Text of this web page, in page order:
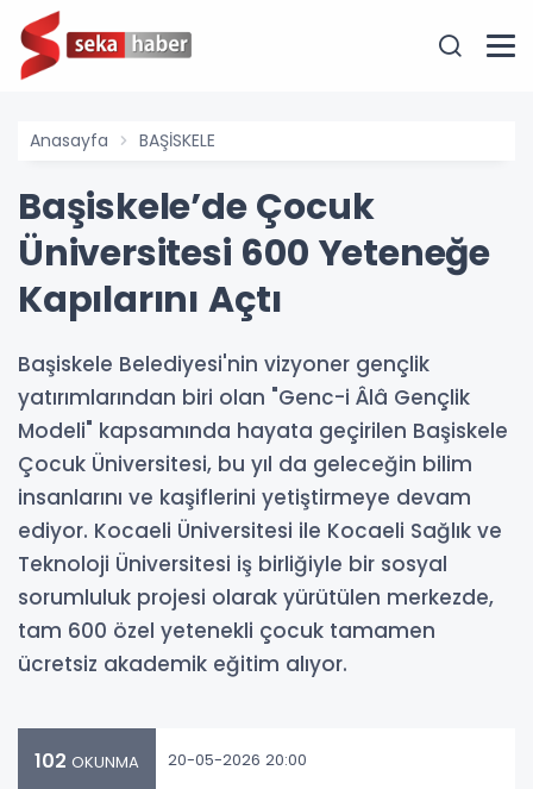
Anasayfa BAŞİSKELE
Başiskele’de Çocuk
Üniversitesi 600 Yeteneğe
Kapılarını Açtı
Başiskele Belediyesi'nin vizyoner gençlik
yatırımlarından biri olan "Genc-i Âlâ Gençlik
Modeli" kapsamında hayata geçirilen Başiskele
Çocuk Üniversitesi, bu yıl da geleceğin bilim
insanlarını ve kaşiflerini yetiştirmeye devam
ediyor. Kocaeli Üniversitesi ile Kocaeli Sağlık ve
Teknoloji Üniversitesi iş birliğiyle bir sosyal
sorumluluk projesi olarak yürütülen merkezde,
tam 600 özel yetenekli çocuk tamamen
ücretsiz akademik eğitim alıyor.
102 OKUNMA 20-05-2026 20:00